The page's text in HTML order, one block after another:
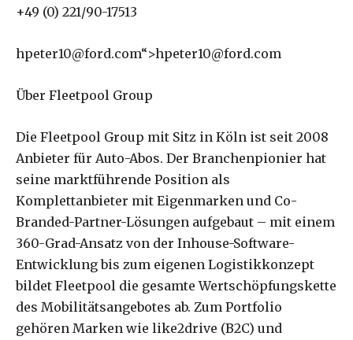
+49 (0) 221/90-17513
hpeter10@ford.com“>hpeter10@ford.com
Über Fleetpool Group
Die Fleetpool Group mit Sitz in Köln ist seit 2008
Anbieter für Auto-Abos. Der Branchenpionier hat
seine marktführende Position als
Komplettanbieter mit Eigenmarken und Co-
Branded-Partner-Lösungen aufgebaut – mit einem
360-Grad-Ansatz von der Inhouse-Software-
Entwicklung bis zum eigenen Logistikkonzept
bildet Fleetpool die gesamte Wertschöpfungskette
des Mobilitätsangebotes ab. Zum Portfolio
gehören Marken wie like2drive (B2C) und